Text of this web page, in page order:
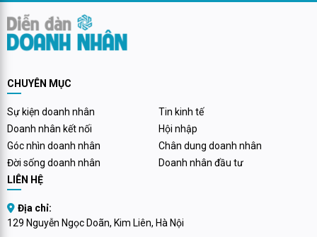
những công ty thành viên...
CHUYÊN MỤC
Sự kiện doanh nhân
Tin kinh tế
Doanh nhân kết nối
Hội nhập
Góc nhìn doanh nhân
Chân dung doanh nhân
Đời sống doanh nhân
Doanh nhân đầu tư
LIÊN HỆ
Địa chỉ:
129 Nguyễn Ngọc Doãn, Kim Liên, Hà Nội